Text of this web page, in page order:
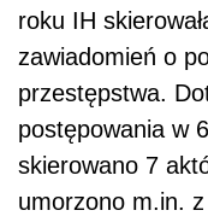
roku IH
zawiadomień o
przestępstwa.
postępowania w
skierowano 7
umorzono m.in.